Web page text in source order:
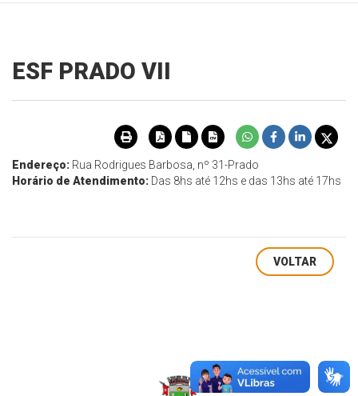
ESF PRADO VII
Endereço: Rua Rodrigues Barbosa, nº 31-Prado
Horário de Atendimento: Das 8hs até 12hs e das 13hs até 17hs
VOLTAR